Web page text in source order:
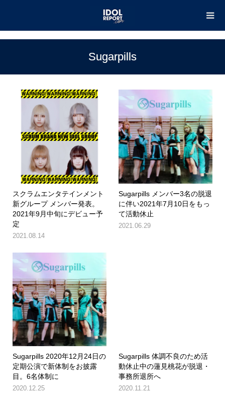
Sugarpills
スクラムエンタテインメント
新グループ メンバー発表。
2021年9月中旬にデビュー予
定
2021.08.14
Sugarpills メンバー3名の脱退
に伴い2021年7月10日をもっ
て活動休止
2021.06.29
Sugarpills 2020年12月24日の
定期公演で新体制をお披露
目。6名体制に
2020.12.25
Sugarpills 体調不良のため活
動休止中の蓮見桃花が脱退・
事務所退所へ
2020.11.21